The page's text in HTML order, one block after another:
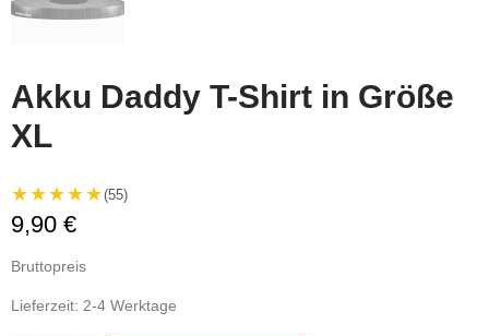
Akku Daddy T-Shirt in Größe
XL
★★★★★(55)
9,90 €
Bruttopreis
Lieferzeit: 2-4 Werktage